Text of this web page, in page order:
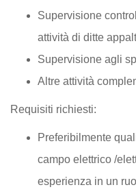
Supervisione
attività di ditte
Supervisione agli
Altre attività
Requisiti richiesti:
Preferibilmente
campo elettrico /
esperienza in un